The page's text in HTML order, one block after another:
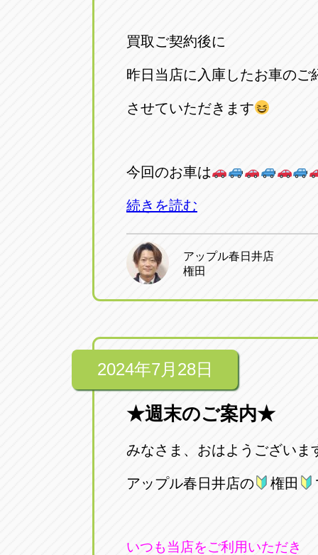
買取ご契約後に
昨日当店に入庫したお車のご
させていただきます
今回のお車は
続きを読む
アップル春日井店
権田
2024年7月28日
★週末のご案内★
みなさま、おはようございま
アップル春日井店の 権田
いつも当店をご利用いただき